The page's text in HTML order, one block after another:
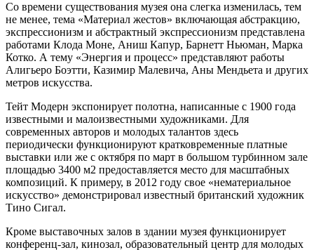
Со времени существования музея она слегка изменилась, тем
не менее, тема «Материал жестов» включающая абстракцию,
экспрессионизм и абстрактный экспрессионизм представлена
работами Клода Моне, Аниш Капур, Барнетт Ньюман, Марка
Котко. А тему «Энергия и процесс» представляют работы
Алигьеро Боэтти, Казимир Малевича, Аны Мендьета и других
метров искусства.
Тейт Модерн экспонирует полотна, написанные с 1900 года
известными и малоизвестными художниками. Для
современных авторов и молодых талантов здесь
периодически функционируют кратковременные платные
выставки или же с октября по март в большом турбинном зале
площадью 3400 м2 предоставляется место для масштабных
композиций. К примеру, в 2012 году свое «нематериальное
искусство» демонстрировал известный британский художник
Тино Сигал.
Кроме выставочных залов в здании музея функционирует
конференц-зал, кинозал, образовательный центр для молодых